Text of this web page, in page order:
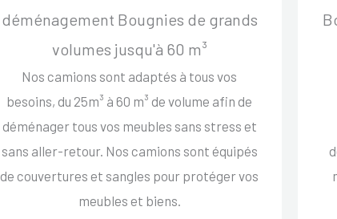
déménagement Bougnies de grands
volumes jusqu'à 60 m³
Nos camions sont adaptés à tous vos
besoins, du 25m³ à 60 m³ de volume afin de
déménager tous vos meubles sans stress et
sans aller-retour. Nos camions sont équipés
de couvertures et sangles pour protéger vos
meubles et biens.